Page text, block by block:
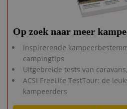
Op zoek naar meer
Inspirerende
campingtips
Uitgebreide tests van
ACSI FreeLife TestTour: de
kampeerders